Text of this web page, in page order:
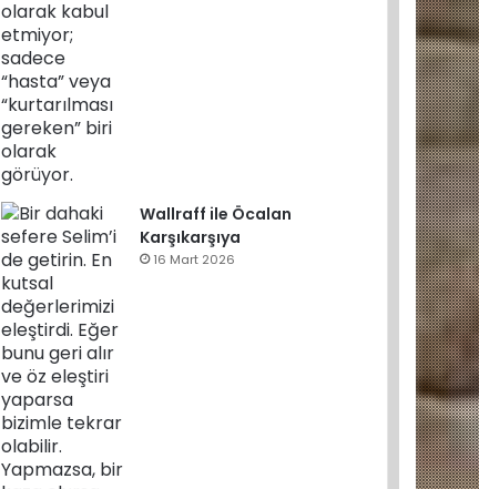
Wallraff ile Öcalan
Karşıkarşıya
16 Mart 2026